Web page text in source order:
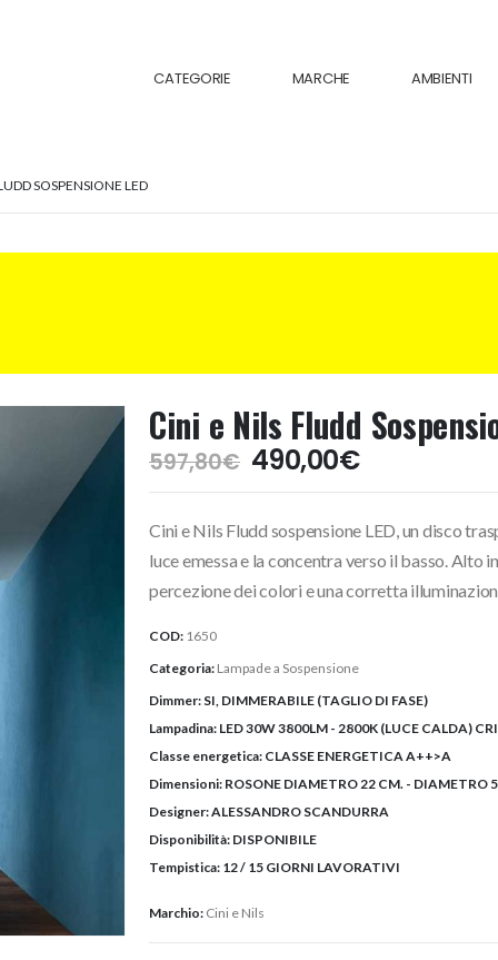
CATEGORIE MARCHE AMBIENTI
SOSPENSIONE LED
Cini e Nils Fludd
597,80€ Il
prezzo
era:
597,80€.
490,00€Il
prezzo
è:
490,00€.
Cini e Nils Fludd sospensione LED, un disco
luce emessa e la concentra verso il basso.
percezione dei colori e una corretta
COD: 1650
Categoria: Lampade a Sospensione
Dimmer: SI, DIMMERABILE (TAGLIO DI FASE)
Lampadina: LED 30W 3800LM - 2800K (LUCE CALDA)
Classe energetica: CLASSE ENERGETICA A++>A
Dimensioni: ROSONE DIAMETRO 22 CM. - DIAMETRO
Designer:ALESSANDRO SCANDURRA
Disponibilità: DISPONIBILE
Tempistica: 12 / 15 GIORNI LAVORATIVI
Marchio: Cini e Nils